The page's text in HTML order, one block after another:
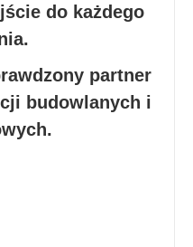
do każdego
partner
budowlanych i